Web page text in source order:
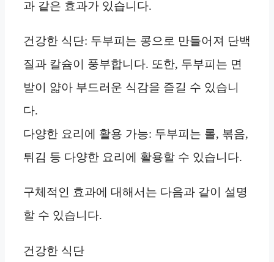
과 같은 효과가 있습니다.
건강한 식단: 두부피는 콩으로 만들어져 단백
질과 칼슘이 풍부합니다. 또한, 두부피는 면
발이 얇아 부드러운 식감을 즐길 수 있습니
다.
다양한 요리에 활용 가능: 두부피는 롤, 볶음,
튀김 등 다양한 요리에 활용할 수 있습니다.
구체적인 효과에 대해서는 다음과 같이 설명
할 수 있습니다.
건강한 식단